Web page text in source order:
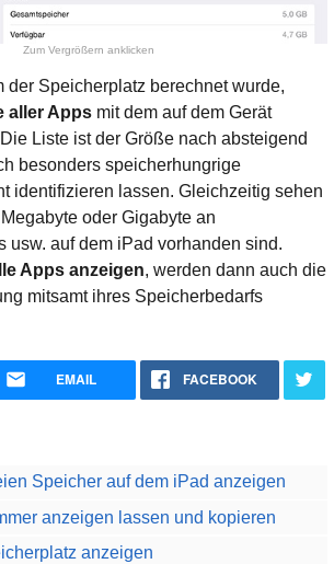
Zum Vergrößern anklicken
der Speicherplatz berechnet wurde,
aller Apps mit dem auf dem Gerät
Liste ist der Größe nach absteigend
besonders speicherhungrige
identifizieren lassen. Gleichzeitig sehen
oder Gigabyte an
usw. auf dem iPad vorhanden sind.
Apps anzeigen, werden dann auch die
mitsamt ihres Speicherbedarfs
EMAIL FACEBOOK
Speicher auf dem iPad anzeigen
anzeigen lassen und kopieren
anzeigen